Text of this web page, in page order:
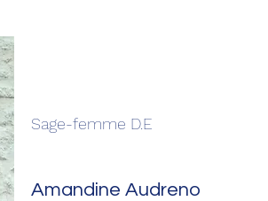
Sage-femme D.E
Amandine Audreno